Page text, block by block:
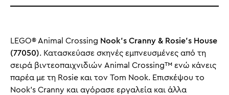
LEGO® Animal Crossing Nook's Cranny & Rosie's House
(77050). Κατασκεύασε σκηνές εμπνευσμένες από τη
σειρά βιντεοπαιχνιδιών Animal Crossing™ ενώ κάνεις
παρέα με τη Rosie και τον Tom Nook. Επισκέψου το
Nook’s Cranny και αγόρασε εργαλεία και άλλα